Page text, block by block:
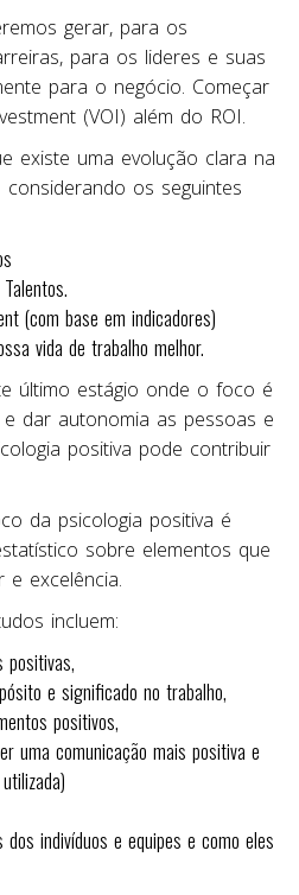
gerar, para os
para os lideres e suas
para o negócio. Começar
(VOI) além do ROI.
existe uma evolução clara na
os seguintes
(com base em indicadores)
vida de trabalho melhor.
último estágio onde o foco é
dar autonomia as pessoas e
positiva pode contribuir
da psicologia positiva é
sobre elementos que
e excelência.
incluem:
positivas,
e significado no trabalho,
positivos,
uma comunicação mais positiva e
indivíduos e equipes e como eles